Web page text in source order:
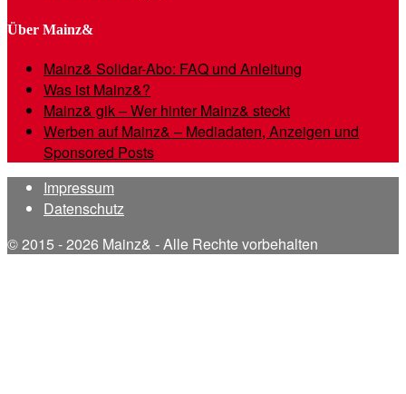
Über Mainz&
Mainz& Solidar-Abo: FAQ und Anleitung
Was ist Mainz&?
Mainz& gik – Wer hinter Mainz& steckt
Werben auf Mainz& – Mediadaten, Anzeigen und
Sponsored Posts
Impressum
Datenschutz
© 2015 - 2026 Mainz& - Alle Rechte vorbehalten